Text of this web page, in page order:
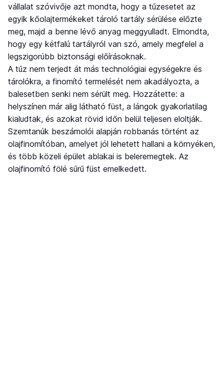
vállalat szóvivője azt mondta, hogy a tűzesetet az
egyik kőolajtermékeket tároló tartály sérülése előzte
meg, majd a benne lévő anyag meggyulladt. Elmondta,
hogy egy kétfalú tartályról van szó, amely megfelel a
legszigorúbb biztonsági előírásoknak.
A tűz nem terjedt át más technológiai egységekre és
tárolókra, a finomító termelését nem akadályozta, a
balesetben senki nem sérült meg. Hozzátette: a
helyszínen már alig látható füst, a lángok gyakorlatilag
kialudtak, és azokat rövid időn belül teljesen eloltják.
Szemtanúk beszámolói alapján robbanás történt az
olajfinomítóban, amelyet jól lehetett hallani a környéken,
és több közeli épület ablakai is beleremegtek. Az
olajfinomító fölé sűrű füst emelkedett.